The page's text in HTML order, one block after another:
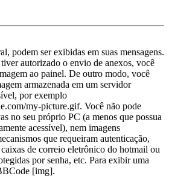
podem ser exibidas em suas mensagens.
autorizado o envio de anexos, você
ao painel. De outro modo, você
armazenada em um servidor
por exemplo
my-picture.gif. Você não pode
no seu próprio PC (a menos que possua
acessível), nem imagens
que requeiram autenticação,
de correio eletrônico do hotmail ou
por senha, etc. Para exibir uma
[img].